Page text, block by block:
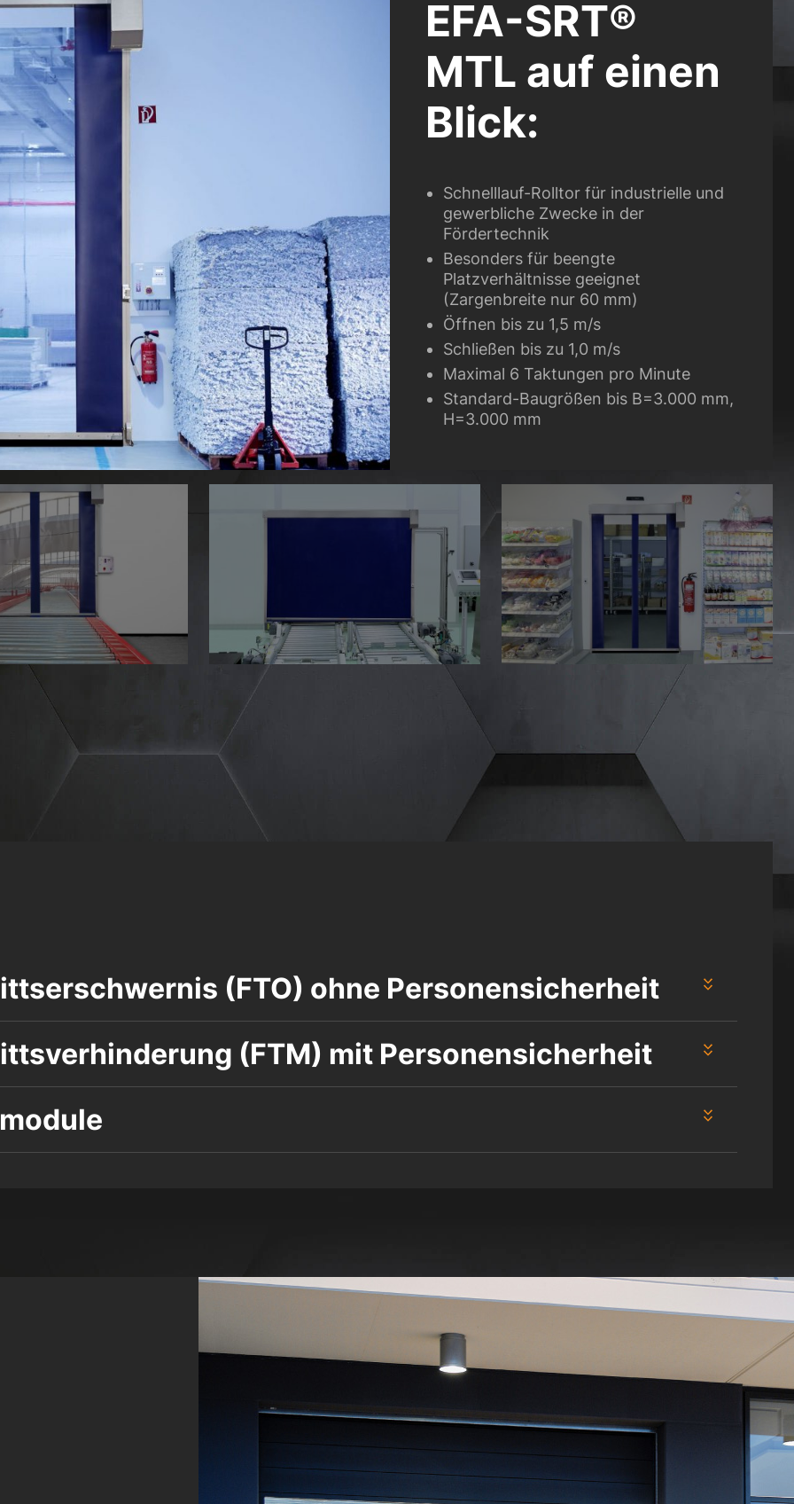
EFA-SRT®
MTL auf einen
Blick:
Schnelllauf-Rolltor für industrielle und
gewerbliche Zwecke in der
Fördertechnik
Besonders für beengte
Platzverhältnisse geeignet
(Zargenbreite nur 60 mm)
Öffnen bis zu 1,5 m/s
Schließen bis zu 1,0 m/s
Maximal 6 Taktungen pro Minute
Standard-Baugrößen bis B=3.000 mm,
H=3.000 mm
(FTO) ohne Personensicherheit
(FTM) mit Personensicherheit